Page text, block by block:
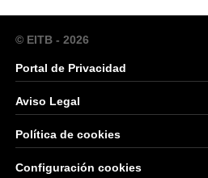
© EITB - 2026
Portal de Privacidad
Aviso Legal
Política de cookies
Configuración cookies